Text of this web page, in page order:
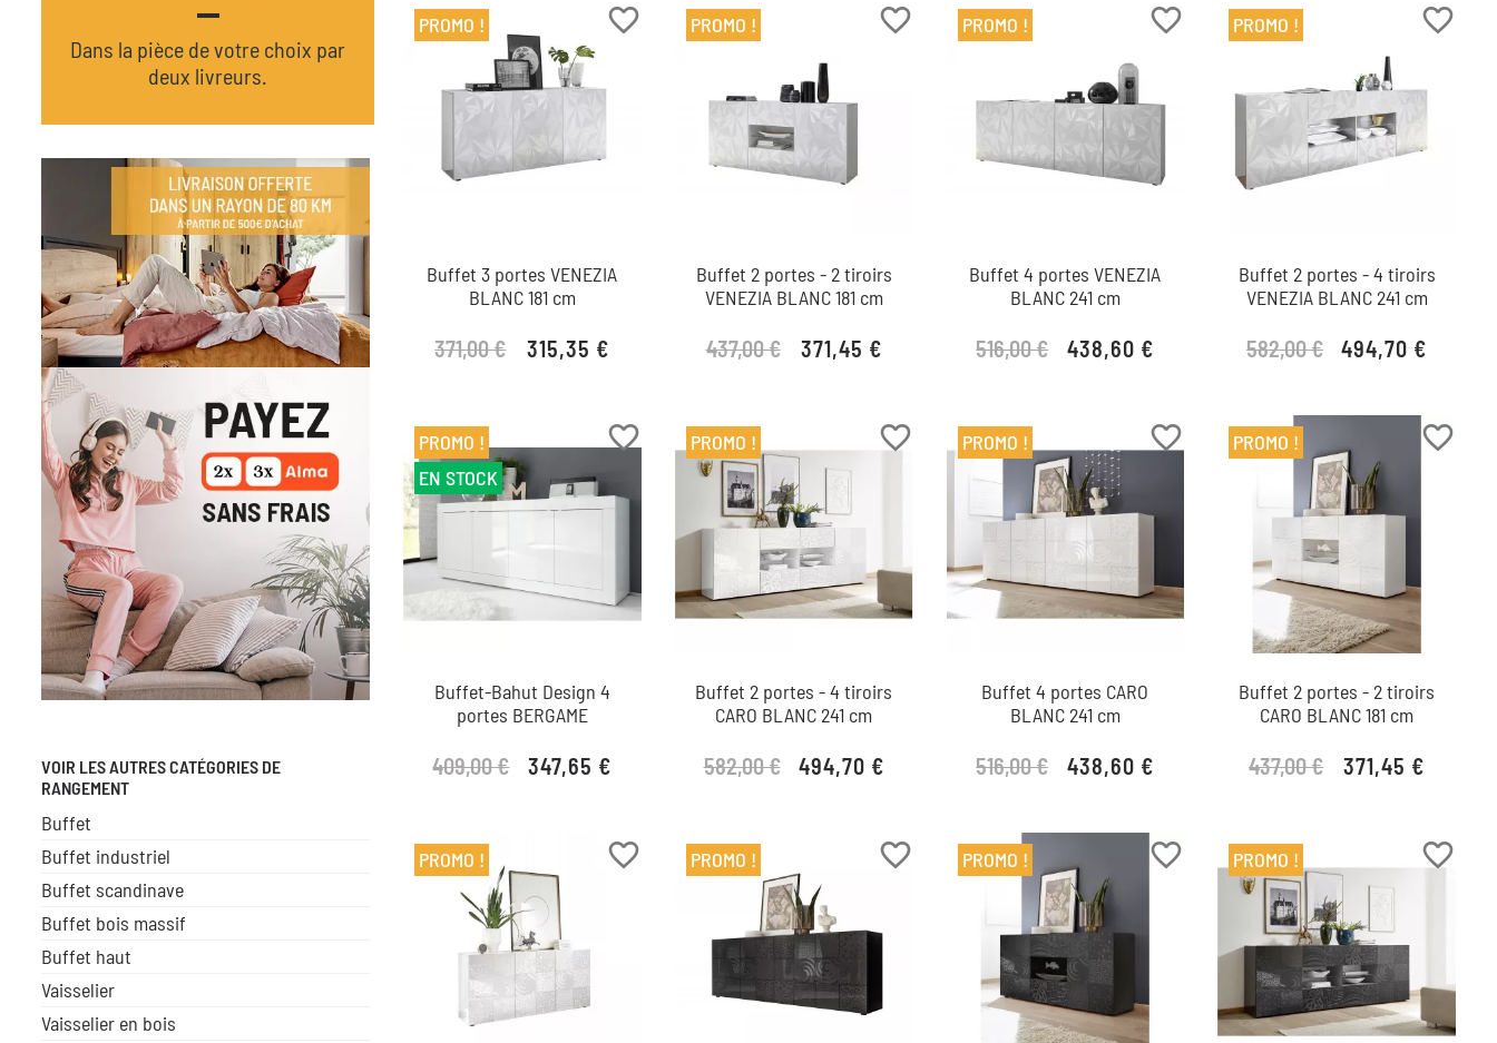
Dans la pièce de votre choix par
deux livreurs.
VOIR LES AUTRES CATÉGORIES DE
RANGEMENT
Buffet
Buffet industriel
Buffet scandinave
Buffet bois massif
Buffet haut
Vaisselier
Vaisselier en bois
favorite_border
Buffet 3 portes VENEZIA
BLANC 181 cm
Prix de base
371,00 € Prix
315,35 €
PROMO ! favorite_border
Buffet 2 portes - 2 tiroirs
VENEZIA BLANC 181 cm
Prix de base
437,00 € Prix
371,45 €
PROMO ! favorite_border
Buffet 4 portes VENEZIA
BLANC 241 cm
Prix de base
516,00 € Prix
438,60 €
PROMO ! favorite_border
Buffet 2 portes - 4 tiroirs
VENEZIA BLANC 241 cm
Prix de base
582,00 € Prix
494,70 €
PROMO !
favorite_border
Buffet-Bahut Design 4
portes BERGAME
Prix de base
409,00 € Prix
347,65 €
PROMO !
EN STOCK
favorite_border
Buffet 2 portes - 4 tiroirs
CARO BLANC 241 cm
Prix de base
582,00 € Prix
494,70 €
PROMO ! favorite_border
Buffet 4 portes CARO
BLANC 241 cm
Prix de base
516,00 € Prix
438,60 €
PROMO ! favorite_border
Buffet 2 portes - 2 tiroirs
CARO BLANC 181 cm
Prix de base
437,00 € Prix
371,45 €
PROMO !
favorite_border
PROMO ! favorite_border
PROMO ! favorite_border
PROMO ! favorite_border
PROMO !